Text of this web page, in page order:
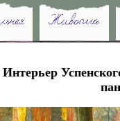
Интерьер